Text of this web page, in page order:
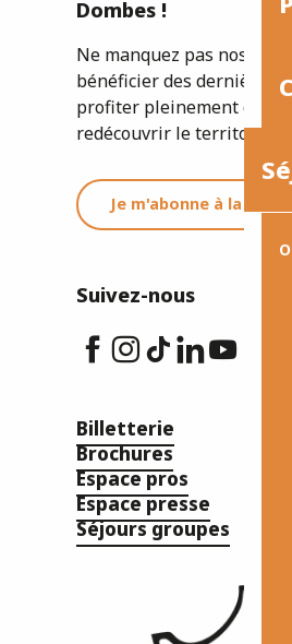
Dombes !
Ne manquez pas nos
bénéficier des dernières
profiter pleinement de
redécouvrir le territoire.
Je m'abonne à la
Suivez-nous
Billetterie
Brochures
Espace pros
Espace presse
Séjours groupes